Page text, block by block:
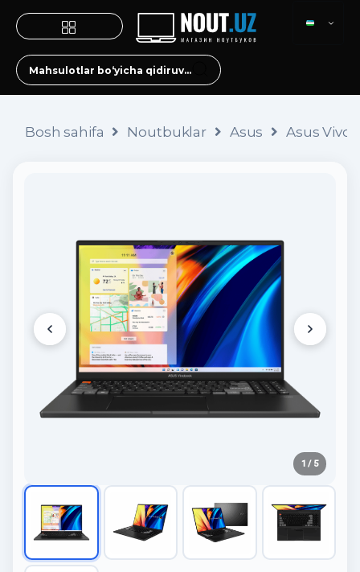
Bosh sahifa Noutbuklar Asus Asus
1 / 5